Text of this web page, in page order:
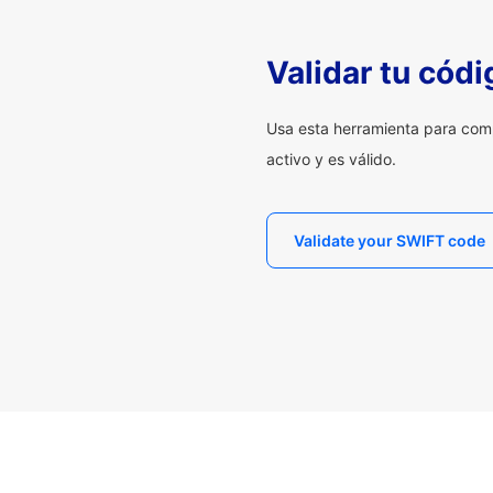
Validar tu
Usa esta herramienta para
activo y es válido.
Validate your SWIFT code